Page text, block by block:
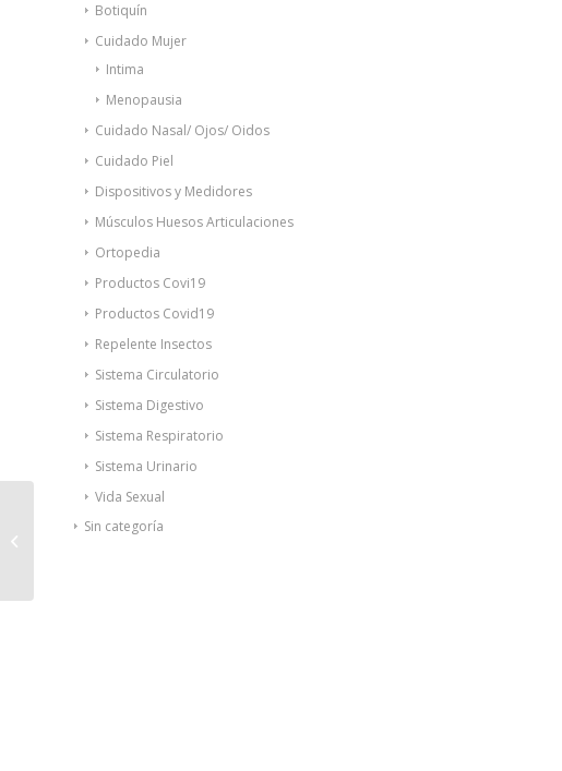
Botiquín
Cuidado Mujer
Intima
Menopausia
Cuidado Nasal/ Ojos/ Oidos
Cuidado Piel
Dispositivos y Medidores
Músculos Huesos Articulaciones
Ortopedia
Productos Covi19
Productos Covid19
Repelente Insectos
Sistema Circulatorio
Sistema Digestivo
Sistema Respiratorio
Sistema Urinario
Vida Sexual
Sin categoría
Intimina laselle Kegel